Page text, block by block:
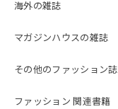
海外の雑誌
マガジンハウスの雑誌
その他のファッション誌
ファッション 関連書籍